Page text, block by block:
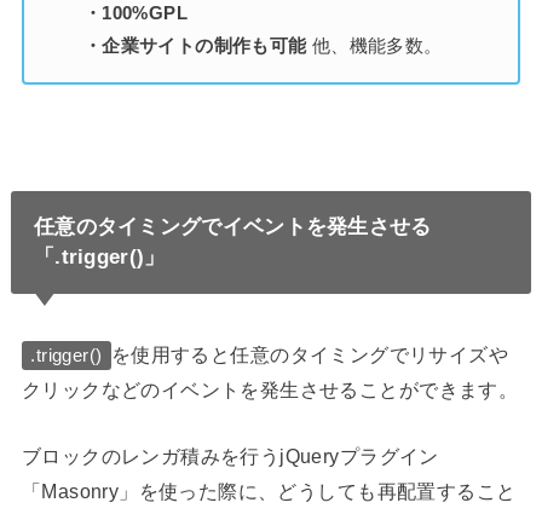
・100%GPL
・企業サイトの制作も可能他、機能多数。
任意のタイミングでイベントを発生させる
「.trigger()」
.trigger()
を使用すると任意のタイミングでリサイズや
クリックなどのイベントを発生させることができます。
ブロックのレンガ積みを行うjQueryプラグイン
「Masonry」を使った際に、どうしても再配置すること